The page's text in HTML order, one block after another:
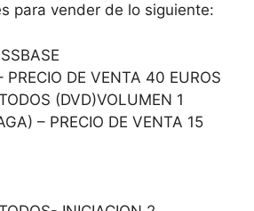
para vender de lo siguiente:
PRECIO DE VENTA 40 EUROS
(DVD)VOLUMEN 1
– PRECIO DE VENTA 15